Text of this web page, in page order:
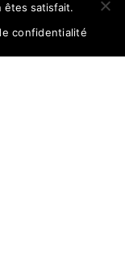
êtes satisfait.
confidentialité